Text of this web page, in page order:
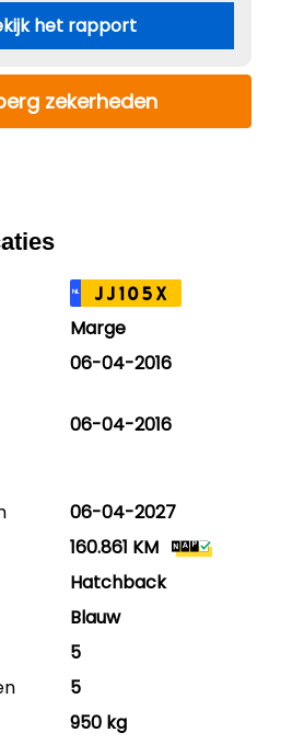
het rapport
zekerheden
NL JJ105X
Marge
06-04-2016
06-04-2016
06-04-2027
160.861 KM
Hatchback
Blauw
5
5
950 kg